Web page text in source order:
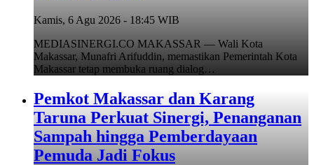
Kamis, 6 Agu 2026 - 18:45 WIB
MEDIASINERGI.CO MAKASSAR — Wali Kota
Makassar, Munafri Arifuddin, memastikan Pemerintah Kota
Makassar tetap membuka ruang dialog…
Pemkot Makassar dan Karang
Taruna Perkuat Sinergi, Penanganan
Sampah hingga Pemberdayaan
Pemuda Jadi Fokus